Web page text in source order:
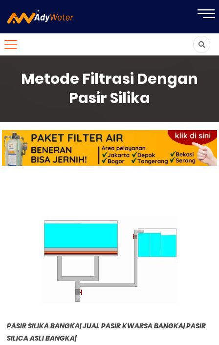
Metode Filtrasi Dengan
Pasir Silika
PASIR SILIKA BANGKA| JUAL PASIR KWARSA BANGKA| PASIR
SILICA ASLI BANGKA|